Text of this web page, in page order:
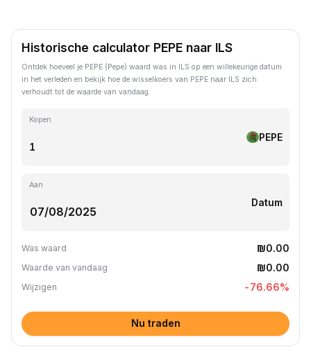
Historische calculator PEPE naar ILS
Ontdek hoeveel je PEPE (Pepe) waard was in ILS op een willekeurige datum
in het verleden en bekijk hoe de wisselkoers van PEPE naar ILS zich
verhoudt tot de waarde van vandaag.
Kopen
PEPE
Aan
Datum
Was waard ₪0.00
Waarde van vandaag ₪0.00
Wijzigen -76.66%
Nu traden